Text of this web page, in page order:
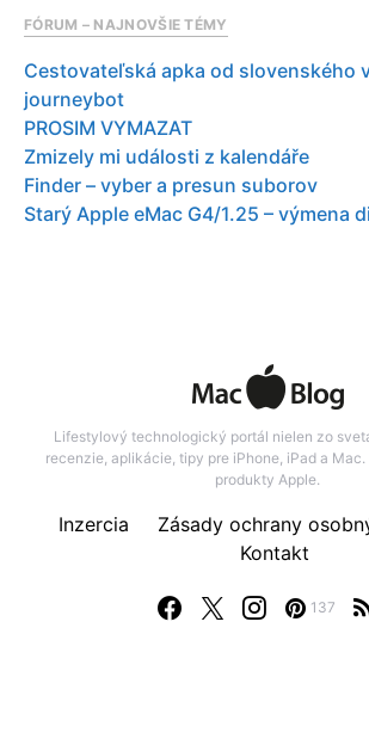
FÓRUM – NAJNOVŠIE TÉMY
Cestovateľská apka od slovenského
journeybot
PROSIM VYMAZAT
Zmizely mi události z kalendáře
Finder – vyber a presun suborov
Starý Apple eMac G4/1.25 – výmena
Lifestylový technologický portál nielen zo
recenzie, aplikácie, tipy pre iPhone, iPad a Mac.
produkty Apple.
137
Inzercia
Zásady ochrany
Kontakt